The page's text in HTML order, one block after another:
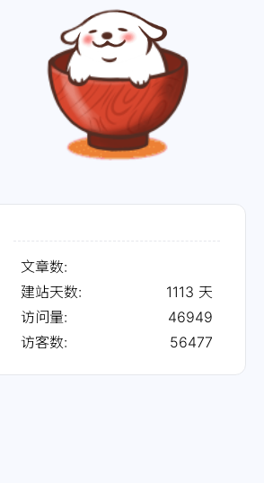
文章数:
建站天数:
1113 天
访问量:
46949
访客数:
56477